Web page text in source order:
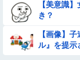
【画像】日本のえち
【ロマン】世界を動
【美意識
き？
【画像】
ル』を提示